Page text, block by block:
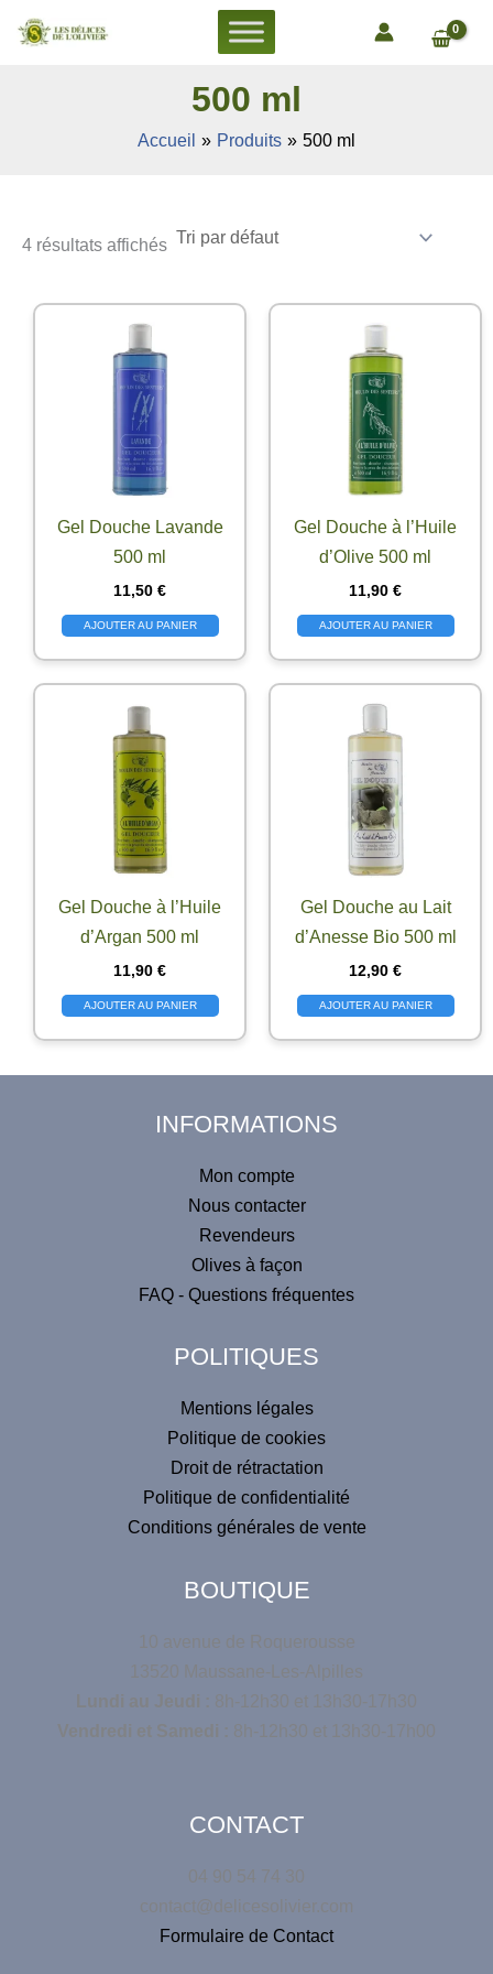
Aller
500 ml
Accueil Produits 500 ml
4 résultats affichés
Gel Douche Lavande
500 ml
11,50 €
AJOUTER AU PANIER
Gel Douche à l’Huile
d’Olive 500 ml
11,90 €
AJOUTER AU PANIER
Gel Douche à l’Huile
d’Argan 500 ml
11,90 €
AJOUTER AU PANIER
Gel Douche au Lait
d’Anesse Bio 500 ml
12,90 €
AJOUTER AU PANIER
INFORMATIONS
Mon compte
Nous contacter
Revendeurs
Olives à façon
FAQ - Questions fréquentes
POLITIQUES
Mentions légales
Politique de cookies
Droit de rétractation
Politique de confidentialité
Conditions générales de vente
BOUTIQUE
10 avenue de Roquerousse
13520 Maussane-Les-Alpilles
Lundi au Jeudi : 8h-12h30 et 13h30-17h30
Vendredi et Samedi : 8h-12h30 et 13h30-17h00
CONTACT
04 90 54 74 30
contact@delicesolivier.com
Formulaire de Contact